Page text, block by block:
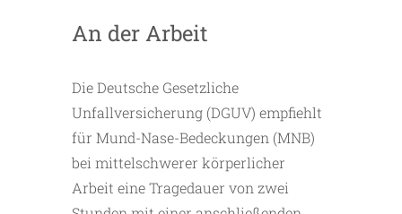
An der Arbeit
Die Deutsche Gesetzliche
Unfallversicherung (DGUV) empfiehlt
für Mund-Nase-Bedeckungen (MNB)
bei mittelschwerer körperlicher
Arbeit eine Tragedauer von zwei